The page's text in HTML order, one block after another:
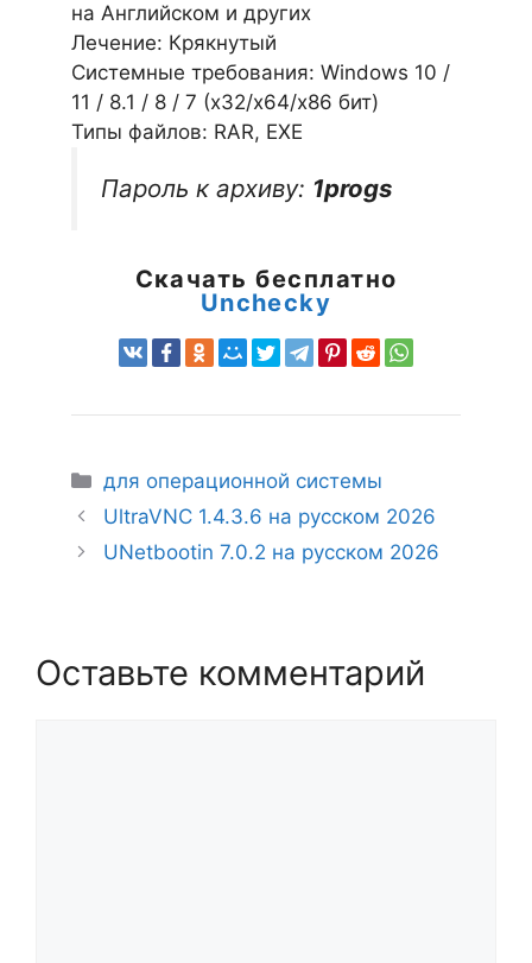
на Английском и других
Лечение: Крякнутый
Системные требования: Windows 10 /
11 / 8.1 / 8 / 7 (х32/x64/x86 бит)
Типы файлов: RAR, EXE
Пароль к архиву: 1progs
Скачать бесплатно
Unchecky
Рубрики
для операционной системы
UltraVNC 1.4.3.6 на русском 2026
UNetbootin 7.0.2 на русском 2026
Оставьте комментарий